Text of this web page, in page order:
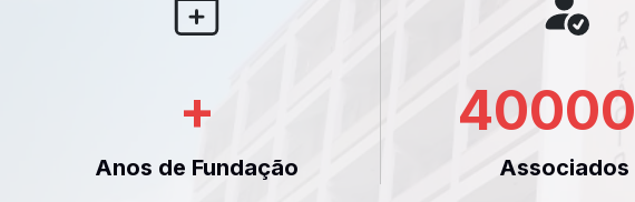
+
Anos de Fundação
40000
Associados